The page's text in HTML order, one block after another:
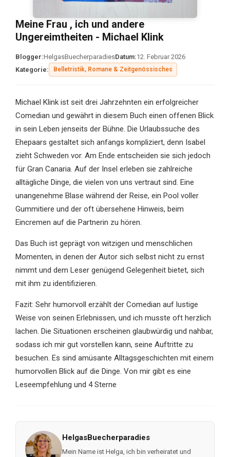
Meine Frau , ich und andere
Ungereimtheiten - Michael Klink
Blogger:HelgasBuecherparadiesDatum:12. Februar 2026
Kategorie:
Belletristik, Romane & Zeitgenössisches
Michael Klink ist seit drei Jahrzehnten ein erfolgreicher
Comedian und gewährt in diesem Buch einen offenen Blick
in sein Leben jenseits der Bühne. Die Urlaubssuche des
Ehepaars gestaltet sich anfangs kompliziert, denn Isabel
zieht Schweden vor. Am Ende entscheiden sie sich jedoch
für Gran Canaria. Auf der Insel erleben sie zahlreiche
alltägliche Dinge, die vielen von uns vertraut sind. Eine
unangenehme Blase während der Reise, ein Pool voller
Gummitiere und der oft übersehene Hinweis, beim
Eincremen auf die Partnerin zu hören.
Das Buch ist geprägt von witzigen und menschlichen
Momenten, in denen der Autor sich selbst nicht zu ernst
nimmt und dem Leser genügend Gelegenheit bietet, sich
mit ihm zu identifizieren.
Fazit: Sehr humorvoll erzählt der Comedian auf lustige
Weise von seinen Erlebnissen, und ich musste oft herzlich
lachen. Die Situationen erscheinen glaubwürdig und nahbar,
sodass ich mir gut vorstellen kann, seine Auftritte zu
besuchen. Es sind amüsante Alltagsgeschichten mit einem
humorvollen Blick auf die Dinge. Von mir gibt es eine
Leseempfehlung und 4 Sterne
HelgasBuecherparadies
Mein Name ist Helga, ich bin verheiratet und